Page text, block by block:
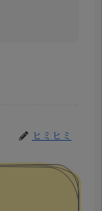
ヒミヒミ